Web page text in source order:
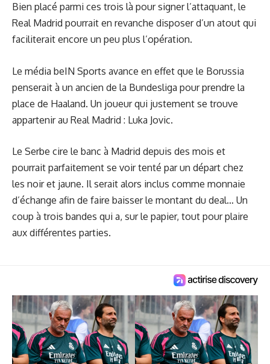
Bien placé parmi ces trois là pour signer l’attaquant, le
Real Madrid pourrait en revanche disposer d’un atout qui
faciliterait encore un peu plus l’opération.
Le média beIN Sports avance en effet que le Borussia
penserait à un ancien de la Bundesliga pour prendre la
place de Haaland. Un joueur qui justement se trouve
appartenir au Real Madrid : Luka Jovic.
Le Serbe cire le banc à Madrid depuis des mois et
pourrait parfaitement se voir tenté par un départ chez
les noir et jaune. Il serait alors inclus comme monnaie
d’échange afin de faire baisser le montant du deal… Un
coup à trois bandes qui a, sur le papier, tout pour plaire
aux différentes parties.